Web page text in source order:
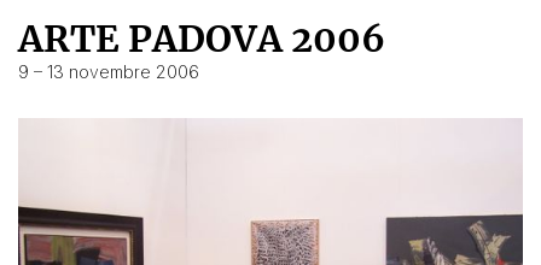
ARTE PADOVA 2006
9 – 13 novembre 2006